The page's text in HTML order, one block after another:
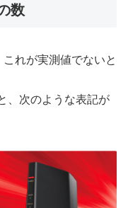
数
れが実測値でないと
、次のような表記が